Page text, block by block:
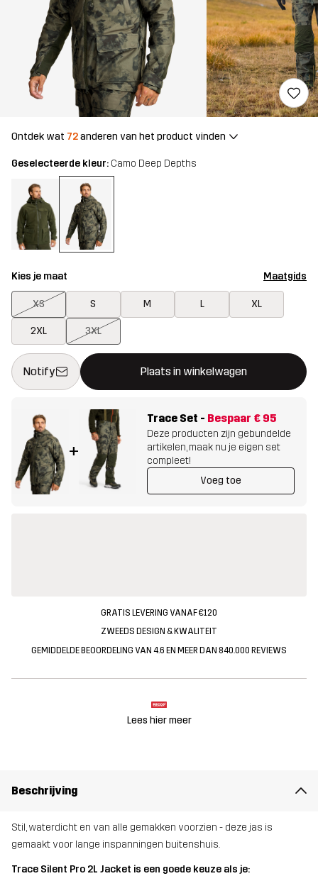
Ontdek wat 72anderen van het product vinden
Geselecteerde kleur: Camo Deep Depths
Kies je maat Maatgids
XS S M L XL
2XL 3XL
Notify Plaats in winkelwagen
Deze knop opent een modal met de bevestiging van een
{{size}} niet beschikbaar
+
Trace Set - Bespaar € 95
Deze producten zijn gebundelde
artikelen, maak nu je eigen set
compleet!
Voeg toe
GRATIS LEVERING VANAF €120
ZWEEDS DESIGN & KWALITEIT
GEMIDDELDE BEOORDELING VAN 4.6 EN MEER DAN 840.000 REVIEWS
Lees hier meer
Beschrijving
Stil, waterdicht en van alle gemakken voorzien - deze jas is
gemaakt voor lange inspanningen buitenshuis.
Trace Silent Pro 2L Jacket is een goede keuze als je: